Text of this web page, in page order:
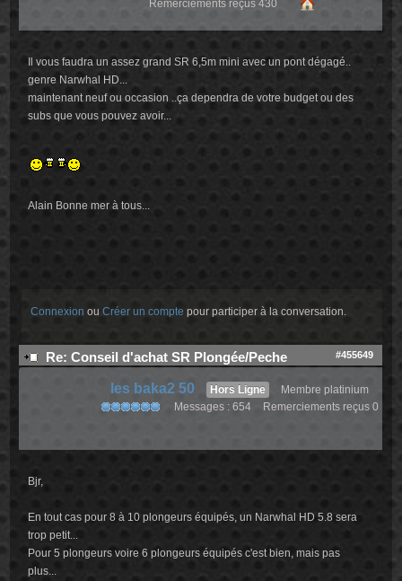
Remerciements reçus 430
Il vous faudra un assez grand SR 6,5m mini avec un pont dégagé..
genre Narwhal HD...
maintenant neuf ou occasion ..ça dependra de votre budget ou des
subs que vous pouvez avoir...
Alain Bonne mer à tous...
Connexion ouCréer un compte pour participer à la conversation.
Re: Conseil d'achat SR Plongée/Peche #455649
les baka2 50 Hors Ligne
Membre platinium
Messages : 654
Remerciements reçus 0
Bjr,
En tout cas pour 8 à 10 plongeurs équipés, un Narwhal HD 5.8 sera
trop petit...
Pour 5 plongeurs voire 6 plongeurs équipés c'est bien, mais pas
plus...